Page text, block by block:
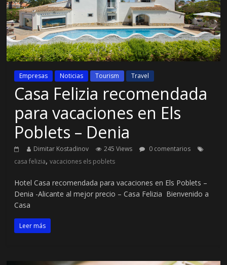
Empresas Noticias Tourism Travel
Casa Felizia recomendada
para vacaciones en Els
Poblets – Denia
Dimitar Kostadinov 245 Views
0 comentarios
casa felizia,vacaciones els poblets
Hotel Casa recomendada para vacaciones en Els Poblets –
Denia -Alicante al mejor precio – Casa Felizia Bienvenido a
Casa
Leer más